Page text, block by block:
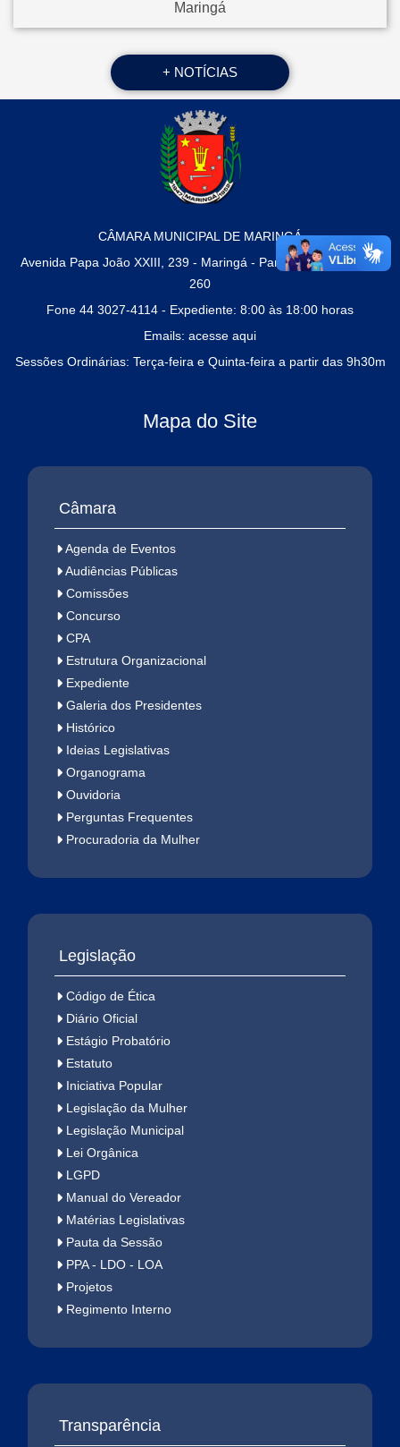
Maringá
+ NOTÍCIAS
CÂMARA MUNICIPAL DE MARINGÁ
Avenida Papa João XXIII, 239 - Maringá - Paraná - CEP 87010-
260
Fone 44 3027-4114 - Expediente: 8:00 às 18:00 horas
Emails: acesse aqui
Sessões Ordinárias: Terça-feira e Quinta-feira a partir das 9h30m
Mapa do Site
Câmara
Agenda de Eventos
Audiências Públicas
Comissões
Concurso
CPA
Estrutura Organizacional
Expediente
Galeria dos Presidentes
Histórico
Ideias Legislativas
Organograma
Ouvidoria
Perguntas Frequentes
Procuradoria da Mulher
Legislação
Código de Ética
Diário Oficial
Estágio Probatório
Estatuto
Iniciativa Popular
Legislação da Mulher
Legislação Municipal
Lei Orgânica
LGPD
Manual do Vereador
Matérias Legislativas
Pauta da Sessão
PPA - LDO - LOA
Projetos
Regimento Interno
Transparência